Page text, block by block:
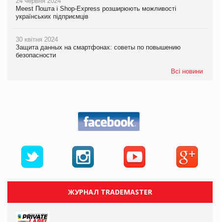
Meest Пошта і Shop-Express розширюють можливості
українських підприємців
30 квітня 2024
Защита данных на смартфонах: советы по повышению
безопасности
Всі новини
ЖУРНАЛ TRADEMASTER